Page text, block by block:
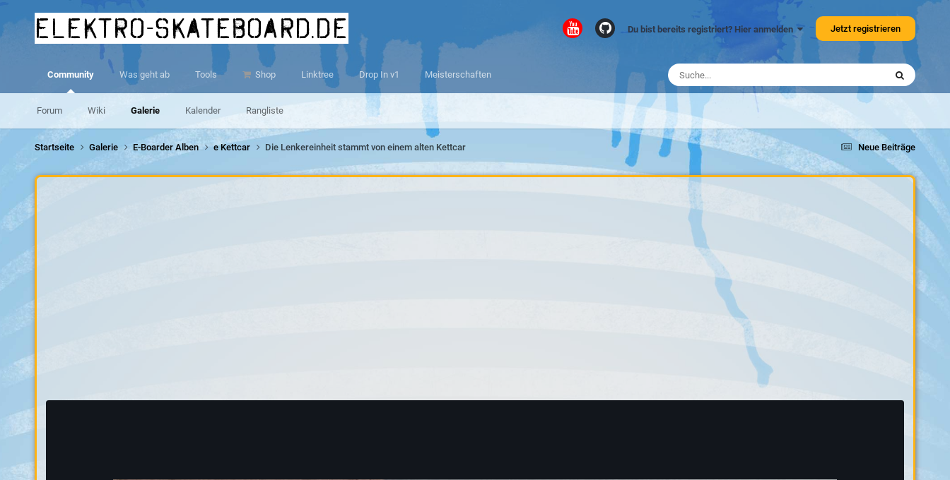
elektro-skateboard.de Du bist bereits registriert? Hier anmelden Jetzt registrieren
Community
Forum Wiki Galerie Kalender Rangliste
Was geht ab Tools Shop Linktree Drop In v1 Meisterschaften
Neue Beiträge
Startseite Galerie E-Boarder Alben e Kettcar Die Lenkereinheit stammt von einem alten Kettcar